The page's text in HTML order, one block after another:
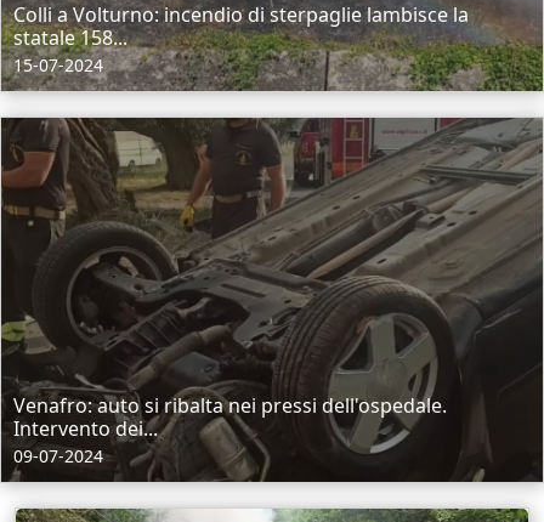
Colli a Volturno: incendio di sterpaglie lambisce la
statale 158...
15-07-2024
Venafro: auto si ribalta nei pressi dell'ospedale.
Intervento dei...
09-07-2024